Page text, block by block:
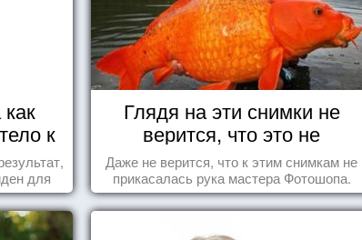
к
для
Глядя на эти снимки не
верится, что это не
Фотошоп!
Даже не верится, что к этим снимкам не
прикасалась рука мастера Фотошопа.